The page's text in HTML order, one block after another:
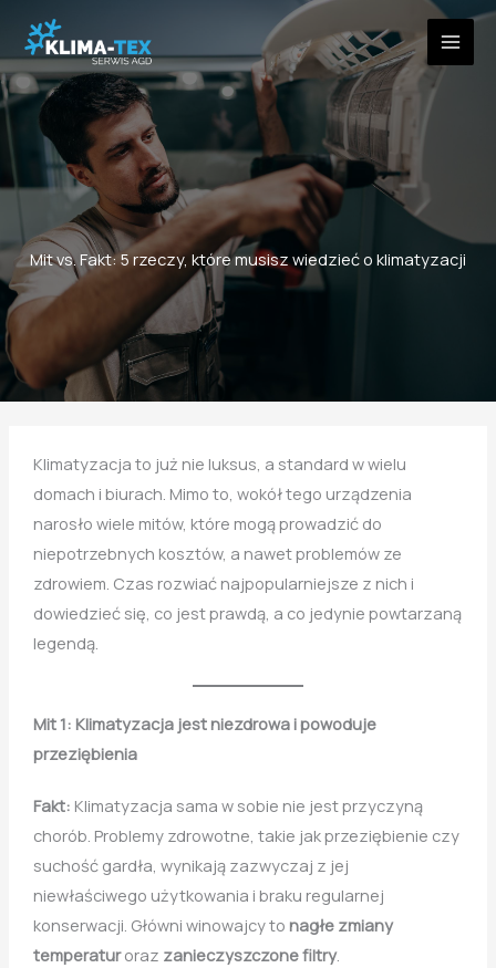
Przejdź
treści
Mit vs. Fakt: 5 rzeczy, które musisz wiedzieć o klimatyzacji
Klimatyzacja to już nie luksus, a standard w wielu
domach i biurach. Mimo to, wokół tego urządzenia
narosło wiele mitów, które mogą prowadzić do
niepotrzebnych kosztów, a nawet problemów ze
zdrowiem. Czas rozwiać najpopularniejsze z nich i
dowiedzieć się, co jest prawdą, a co jedynie powtarzaną
legendą.
Mit 1: Klimatyzacja jest niezdrowa i powoduje
przeziębienia
Fakt: Klimatyzacja sama w sobie nie jest przyczyną
chorób. Problemy zdrowotne, takie jak przeziębienie czy
suchość gardła, wynikają zazwyczaj z jej
niewłaściwego użytkowania i braku regularnej
konserwacji. Główni winowajcy to nagłe zmiany
temperaturoraz zanieczyszczone filtry.